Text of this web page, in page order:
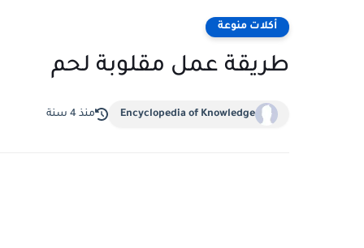
أكلات منوعة
طريقة عمل مقلوبة لحم
Encyclopedia of Knowledge منذ 4 سنة